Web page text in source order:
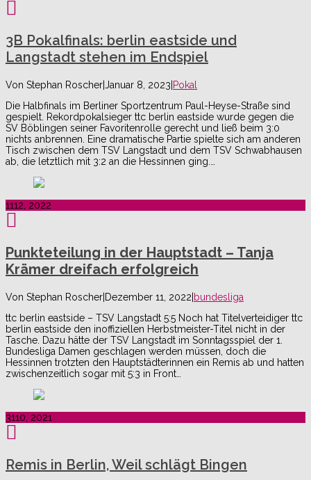
3B Pokalfinals: berlin eastside und
Langstadt stehen im Endspiel
Von Stephan Roscher|Januar 8, 2023|Pokal
Die Halbfinals im Berliner Sportzentrum Paul-Heyse-Straße sind
gespielt. Rekordpokalsieger ttc berlin eastside wurde gegen die
SV Böblingen seiner Favoritenrolle gerecht und ließ beim 3:0
nichts anbrennen. Eine dramatische Partie spielte sich am anderen
Tisch zwischen dem TSV Langstadt und dem TSV Schwabhausen
ab, die letztlich mit 3:2 an die Hessinnen ging.…
1112, 2022
Punkteteilung in der Hauptstadt – Tanja
Krämer dreifach erfolgreich
Von Stephan Roscher|Dezember 11, 2022|bundesliga
ttc berlin eastside – TSV Langstadt 5:5 Noch hat Titelverteidiger ttc
berlin eastside den inoffiziellen Herbstmeister-Titel nicht in der
Tasche. Dazu hätte der TSV Langstadt im Sonntagsspiel der 1.
Bundesliga Damen geschlagen werden müssen, doch die
Hessinnen trotzten den Hauptstädterinnen ein Remis ab und hatten
zwischenzeitlich sogar mit 5:3 in Front…
3110, 2021
Remis in Berlin, Weil schlägt Bingen